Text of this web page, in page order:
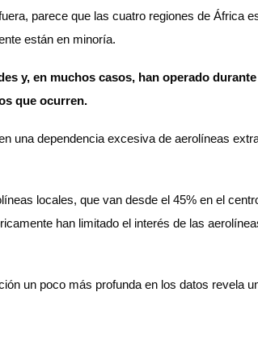
parece que las cuatro regiones de África
están en minoría.
y, en muchos casos, han operado
que ocurren.
una dependencia excesiva de aerolíneas
locales, que van desde el 45% en el
han limitado el interés de las
un poco más profunda en los datos revela